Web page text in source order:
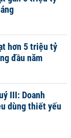
hơn 5 triệu tỷ
đầu năm
III: Doanh
dùng thiết yếu